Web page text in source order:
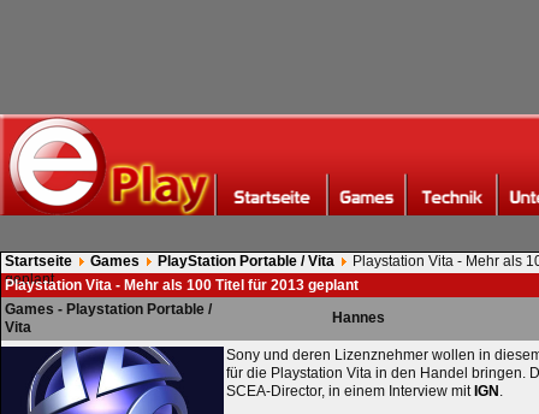
Startseite Games PlayStation Portable / Vita
Playstation Vita - Mehr als
geplant
Playstation Vita - Mehr als 100 Titel für 2013 geplant
Games - Playstation Portable /
Vita
Hannes
Sony und deren Lizenznehmer wollen in
für die Playstation Vita in den Handel bringen.
SCEA-Director, in einem Interview mit IGN .